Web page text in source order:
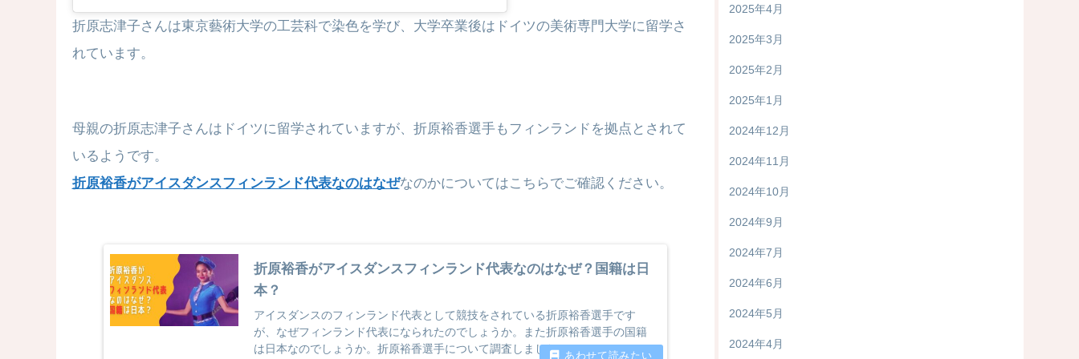
折原志津子さんは東京藝術大学の工芸科で染色を学び、大学卒業後はドイツの美術専門大学に留学さ
れています。
母親の折原志津子さんはドイツに留学されていますが、折原裕香選手もフィンランドを拠点とされて
いるようです。
折原裕香がアイスダンスフィンランド代表なのはなぜなのかについてはこちらでご確認ください。
折原裕香がアイスダンスフィンランド代表なのはなぜ？国籍は日
本？
アイスダンスのフィンランド代表として競技をされている折原裕香選手です
が、なぜフィンランド代表になられたのでしょうか。また折原裕香選手の国籍
は日本なのでしょうか。折原裕香選手について調査しました。
2025年4月
2025年3月
2025年2月
2025年1月
2024年12月
2024年11月
2024年10月
2024年9月
2024年7月
2024年6月
2024年5月
2024年4月